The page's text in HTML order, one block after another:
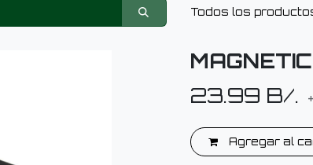
Todos los
23.99 B/.
Agregar al